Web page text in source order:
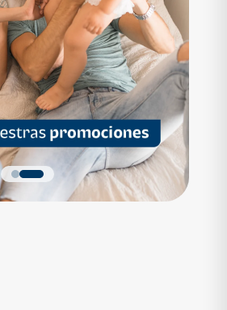
3 dormitorios
2 baños
2 parqueos
Quiero más detalles